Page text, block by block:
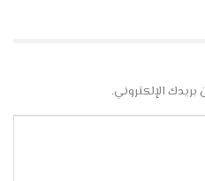
الإلكتروني.